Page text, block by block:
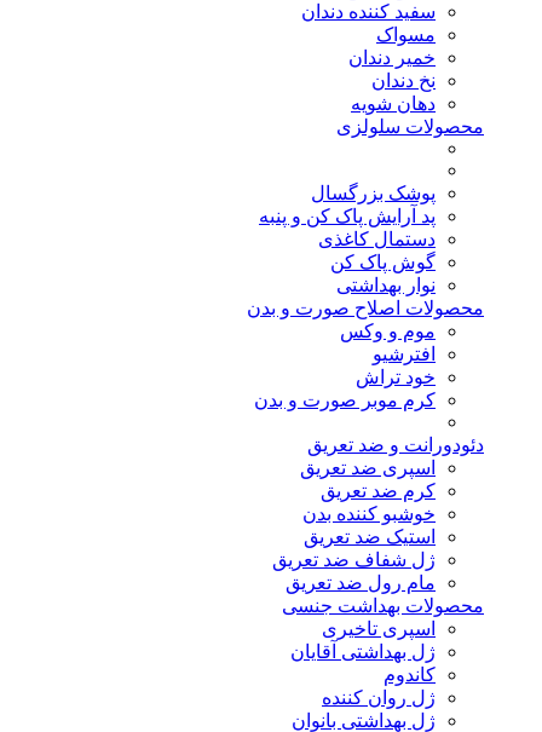
سفید کننده دندان
مسواک
خمیر دندان
نخ دندان
دهان شویه
محصولات سلولزی
پوشک بزرگسال
پد آرایش پاک کن و پنبه
دستمال کاغذی
گوش پاک کن
نوار بهداشتی
محصولات اصلاح صورت و بدن
موم و وکس
افترشیو
خود تراش
کرم موبر صورت و بدن
دئودورانت و ضد تعریق
اسپری ضد تعریق
کرم ضد تعریق
خوشبو کننده بدن
استیک ضد تعریق
ژل شفاف ضد تعریق
مام رول ضد تعریق
محصولات بهداشت جنسی
اسپری تاخیری
ژل بهداشتی آقایان
کاندوم
ژل روان کننده
ژل بهداشتی بانوان